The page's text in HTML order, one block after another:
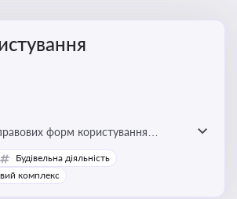
форм користування
доступу, володіння та
ділянками різних форм
Будівельна діяльність
комплекс